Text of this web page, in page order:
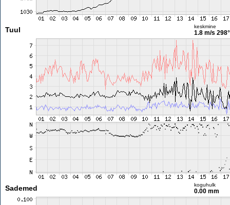
Tuul keskmine
1.8 m/s 298°
Sademed koguhulk
0.00 mm